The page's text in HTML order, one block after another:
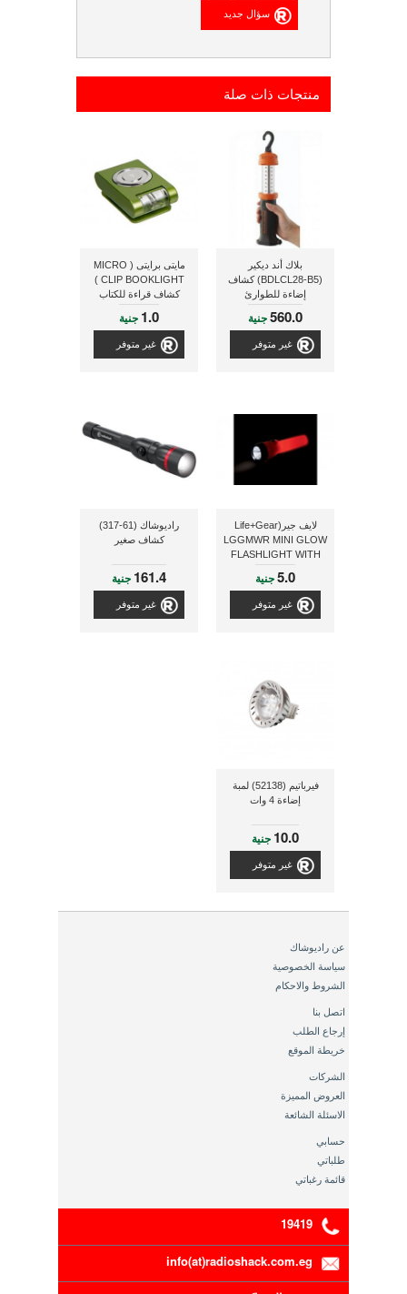
منتجات ذات صلة
بلاك أند ديكير
(BDLCL28-B5) كشاف
إضاءة للطوارئ
560.0جنية
غير متوفر
مايتى برايتى ( MICRO
CLIP BOOKLIGHT )
كشاف قراءة للكتاب
1.0 جنية
غير متوفر
لايف جير(Life+Gear
LGGMWR MINI GLOW
FLASHLIGHT WITH
WHITE) كشاف
5.0جنية
غير متوفر
راديوشاك (61-317)
كشاف صغير
161.4 جنية
غير متوفر
فيرباتيم (52138) لمبة
إضاءة 4 وات
10.0 جنية
غير متوفر
عن راديوشاك
سياسة الخصوصية
الشروط والاحكام
اتصل بنا
إرجاع الطلب
خريطة الموقع
الشركات
العروض المميزة
الاسئلة الشائعة
حسابي
طلباتي
قائمة رغباتي
19419
info(at)radioshack.com.eg